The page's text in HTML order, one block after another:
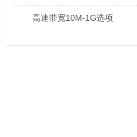
高速带宽10M-1G选项